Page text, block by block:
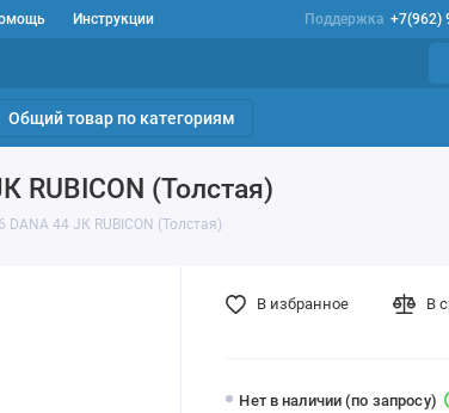
Инструкции Поддержка +7(962)
Общий товар по категориям
RUBIСON (Толстая)
DANA 44 JК RUBIСON (Толстая)
Нет в наличии (по запросу)
В избранное В